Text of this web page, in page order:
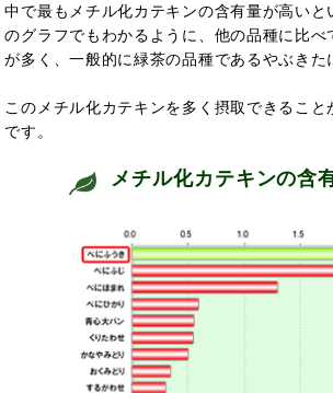
中で最もメチル化カテキンの含有量が高いと
のグラフでもわかるように、他の品種に比べ
が多く、一般的に緑茶の品種であるやぶきた
このメチル化カテキンを多く摂取できること
です。
メチル化カテキンの含